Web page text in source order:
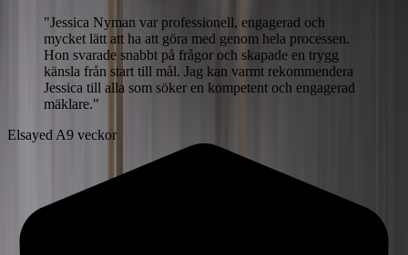
"Jessica Nyman var professionell, engagerad och
mycket lätt att ha att göra med genom hela processen.
Hon svarade snabbt på frågor och skapade en trygg
känsla från start till mål. Jag kan varmt rekommendera
Jessica till alla som söker en kompetent och engagerad
mäklare."
Elsayed A9 veckor